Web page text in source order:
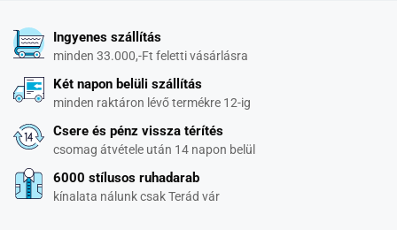
Ingyenes szállítás
minden 33.000,-Ft feletti vásárlásra
Két napon belüli szállítás
minden raktáron lévő termékre 12-ig
Csere és pénz vissza térítés
csomag átvétele után 14 napon belül
6000 stílusos ruhadarab
kínalata nálunk csak Terád vár